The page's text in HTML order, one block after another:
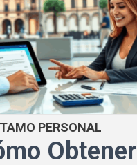
PERSONAL
Obtener